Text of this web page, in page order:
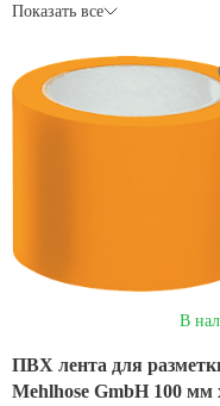
Показать все
В
ПВХ лента для
Mehlhose GmbH 100 мм